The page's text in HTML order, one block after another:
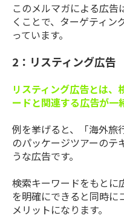
このメルマガによる広
くことで、ターゲティン
っています。
2：リスティング広告
リスティング広告とは、
ードと関連する広告が一
例を挙げると、「海外旅
のパッケージツアーのテ
うな広告です。
検索キーワードをもとに
を明確にできると同時に
メリットになります。